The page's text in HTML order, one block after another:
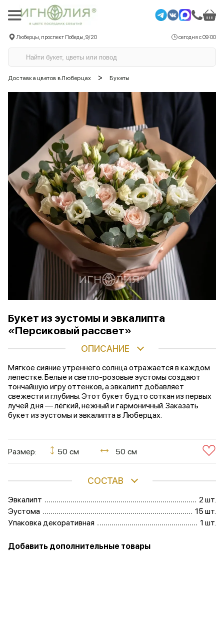
Люберцы, проспект Победы, 9/20 сегодня с 09:00
Доставка цветов в Люберцах > Букеты
Букет из эустомы и эвкалипта
«Персиковый рассвет»
ОПИСАНИЕ
Мягкое сияние утреннего солнца отражается в каждом
лепестке. Белые и светло-розовые эустомы создают
тончайшую игру оттенков, а эвкалипт добавляет
свежести и глубины. Этот букет будто соткан из первых
лучей дня — лёгкий, нежный и гармоничный. Заказать
букет из эустомы и эвкалипта в Люберцах.
Размер: 50 см 50 см
СОСТАВ
Эвкалипт
2 шт.
Эустома
15 шт.
Упаковка декоративная
1 шт.
Добавить дополнительные товары